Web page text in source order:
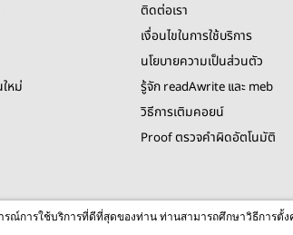
ทสึ
Roomหม่
ติดต่อเรา
เงื่อนไขในการใช้บริการ
นโยบายความเป็นส่วนตัว
รู้จัก readAwrite และ meb
วิธีการเติมคอยน์
Proof ตรวจคำผิดอัตโนมัติ
© 2026 readAwrite.com by MEB Corporation Public
This site is protected by reCAPTCHA and the Google
รณ์การใช้บริการที่ดีที่สุดของท่าน ท่านสามารถศึกษาวิธีการตั้